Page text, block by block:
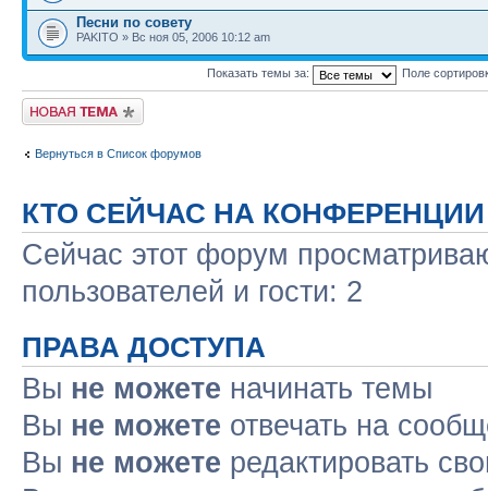
Песни по совету
PAKITO » Вс ноя 05, 2006 10:12 am
Показать темы за: Поле
Новая тема
Вернуться в Список форумов
КТО СЕЙЧАС НА КОНФЕРЕНЦИИ
Сейчас этот форум
пользователей и гости: 2
ПРАВА ДОСТУПА
Вы не можете начинать темы
Вы не можете отвечать на
Вы не можете редактировать